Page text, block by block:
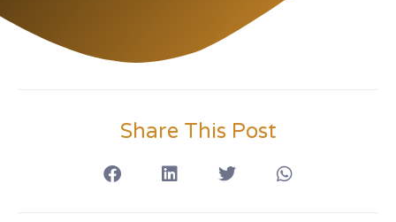
Share This Post